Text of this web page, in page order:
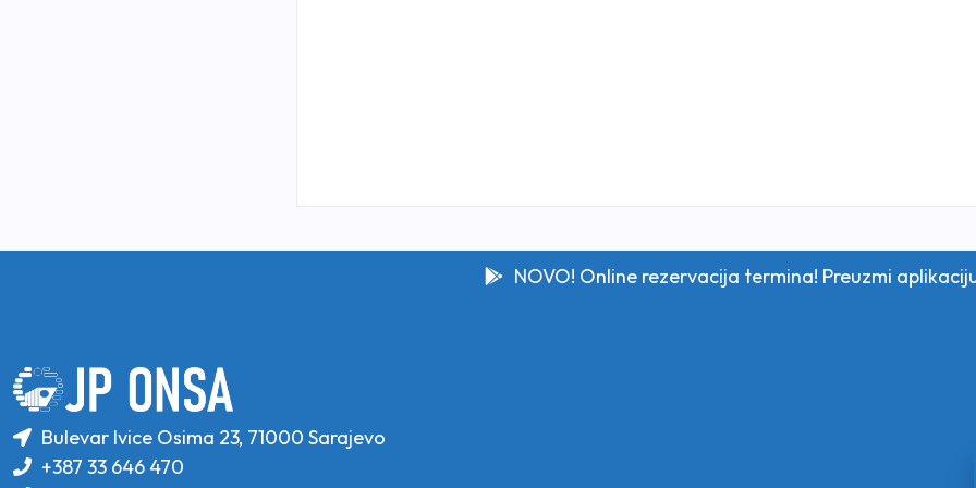
NOVO! Online rezervacija termina! Preuzmi
Bulevar Ivice Osima 23, 71000 Sarajevo
+387 33 646 470